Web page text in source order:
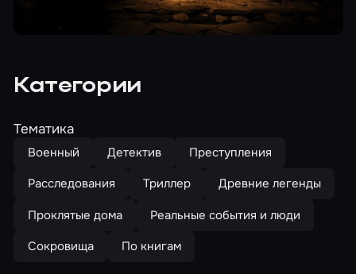
Категории
Тематика
Военный Детектив
Преступления
Расследования
Триллер
Древние легенды
Проклятые дома
Реальные события и люди
Сокровища
По книгам